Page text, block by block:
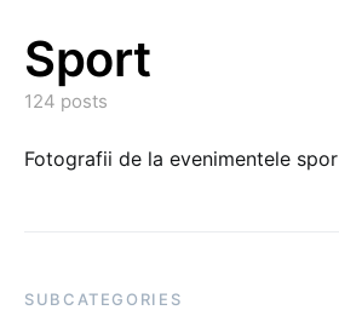
Sport
124 posts
Fotografii de la evenimentele
SUBCATEGORIES